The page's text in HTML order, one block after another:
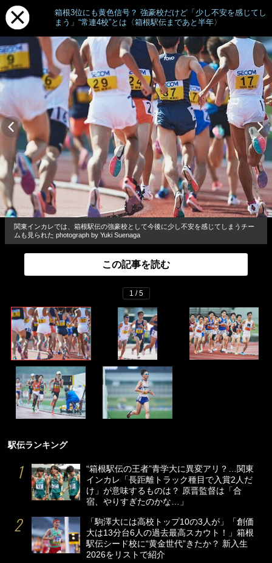
箱根3位にも黄色信号？ 強豪校だけど「少し不安を感じてし
まう」“常連4校”とは〈箱根駅伝まであと半年〉
関東インカレでは、箱根駅伝の強豪校として今後に少し不安を感じてしまうチー
ムも見られた photograph by Yuki Suenaga
この記事を読む
1 / 5
駅伝ランキング
“箱根駅伝の王者”青学大に異変アリ？…関東
インカレ「長距離トラック種目で入賞2人だ
け」が意味するものは？ 原晋監督は「合
宿、やりすぎたのかな…」
「駒澤大には高校トップ10の3人が」「創価
大は13分台6人の過去最高スカウト！」箱根
駅伝シード校に“黄金世代”きたか？ 新入生
2026をリストで紹介